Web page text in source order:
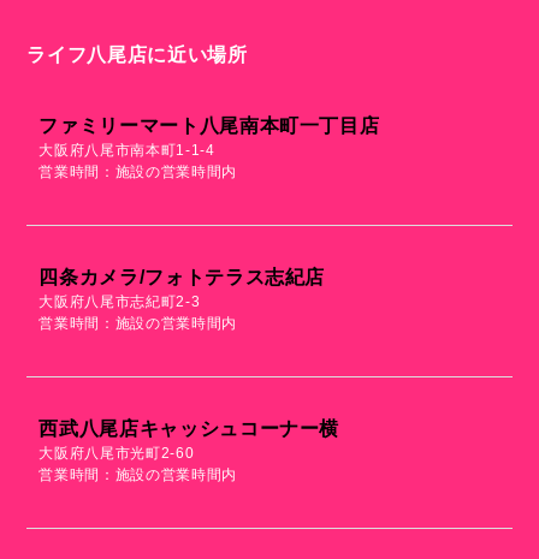
ライフ八尾店に近い場所
ファミリーマート八尾南本町一丁目店
大阪府八尾市南本町1-1-4
営業時間：施設の営業時間内
四条カメラ/フォトテラス志紀店
大阪府八尾市志紀町2-3
営業時間：施設の営業時間内
西武八尾店キャッシュコーナー横
大阪府八尾市光町2-60
営業時間：施設の営業時間内